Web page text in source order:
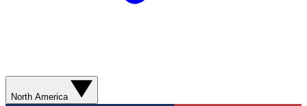
North America